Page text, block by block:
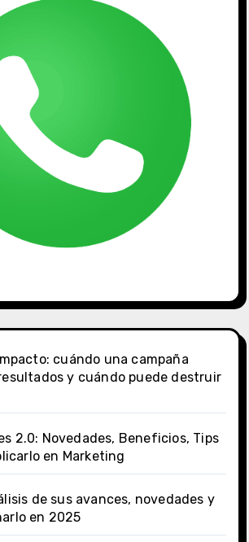
cuándo una campaña
y cuándo puede destruir
2.0: Novedades, Beneficios, Tips
en Marketing
de sus avances, novedades y
en 2025